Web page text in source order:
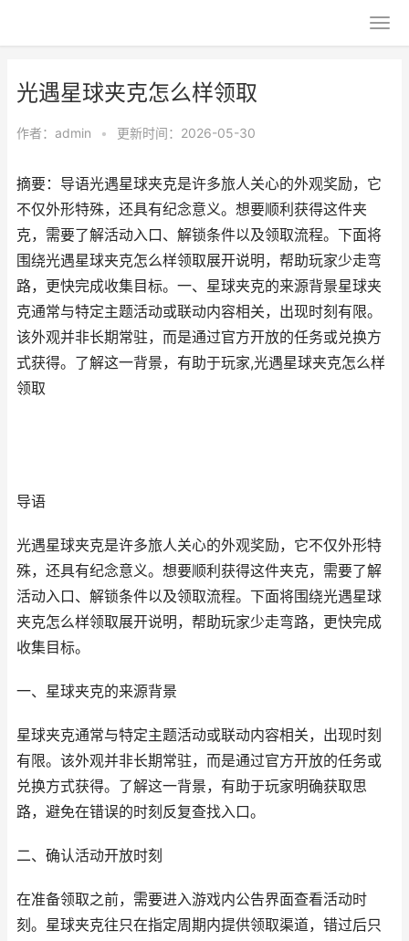
光遇星球夹克怎么样领取
作者： admin • 更新时间：2026-05-30
摘要：导语光遇星球夹克是许多旅人关心的外观奖励，它
不仅外形特殊，还具有纪念意义。想要顺利获得这件夹
克，需要了解活动入口、解锁条件以及领取流程。下面将
围绕光遇星球夹克怎么样领取展开说明，帮助玩家少走弯
路，更快完成收集目标。一、星球夹克的来源背景星球夹
克通常与特定主题活动或联动内容相关，出现时刻有限。
该外观并非长期常驻，而是通过官方开放的任务或兑换方
式获得。了解这一背景，有助于玩家,光遇星球夹克怎么样
领取
导语
光遇星球夹克是许多旅人关心的外观奖励，它不仅外形特
殊，还具有纪念意义。想要顺利获得这件夹克，需要了解
活动入口、解锁条件以及领取流程。下面将围绕光遇星球
夹克怎么样领取展开说明，帮助玩家少走弯路，更快完成
收集目标。
一、星球夹克的来源背景
星球夹克通常与特定主题活动或联动内容相关，出现时刻
有限。该外观并非长期常驻，而是通过官方开放的任务或
兑换方式获得。了解这一背景，有助于玩家明确获取思
路，避免在错误的时刻反复查找入口。
二、确认活动开放时刻
在准备领取之前，需要进入游戏内公告界面查看活动时
刻。星球夹克往只在指定周期内提供领取渠道，错过后只